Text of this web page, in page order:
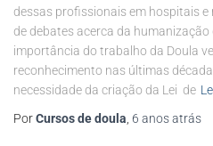
dessas profissionais em hospitais
de debates acerca da
importância do trabalho da Doula
reconhecimento nas últimas
necessidade da criação da Lei de
PorCursos de doula 6 anosatrás